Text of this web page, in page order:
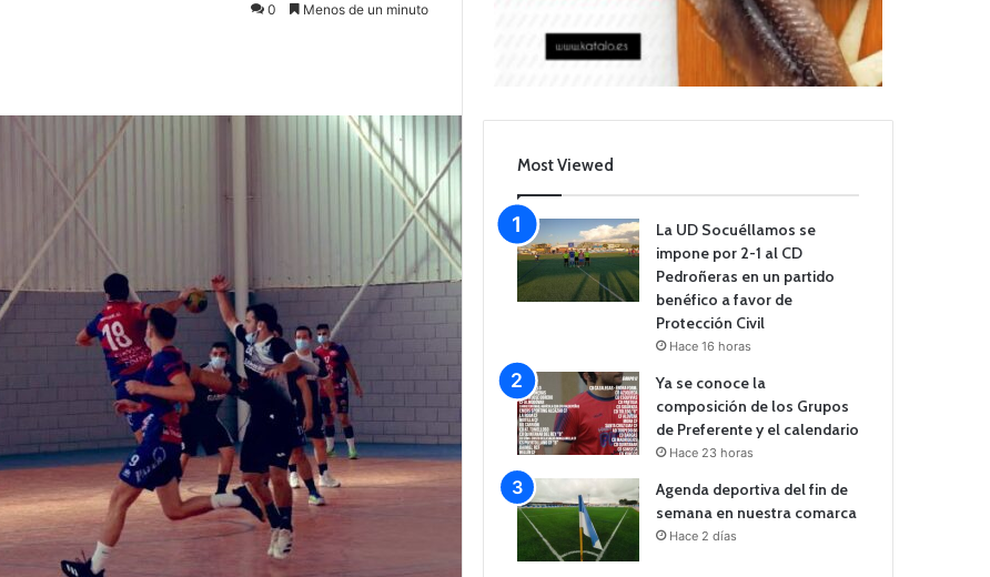
0 Menos de un minuto
Most Viewed
La UD Socuéllamos se
impone por 2-1 al CD
Pedroñeras en un partido
benéfico a favor de
Protección Civil
Hace 16 horas
Ya se conoce la
composición de los Grupos
de Preferente y el calendario
Hace 23 horas
Agenda deportiva del fin de
semana en nuestra comarca
Hace 2 días